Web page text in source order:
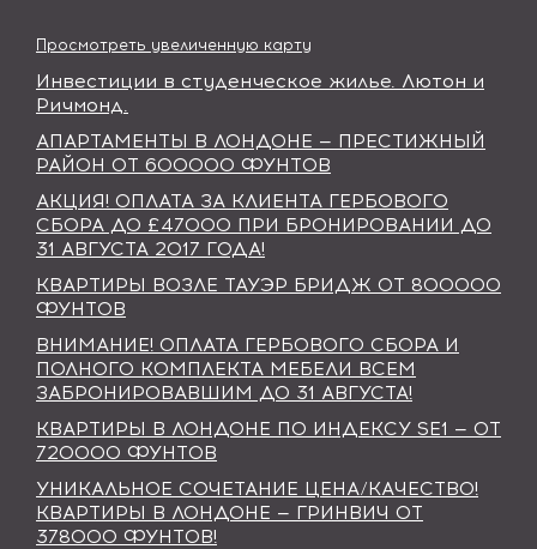
Просмотреть увеличенную карту
Инвестиции в студенческое жилье. Лютон и
Ричмонд.
АПАРТАМЕНТЫ В ЛОНДОНЕ — ПРЕСТИЖНЫЙ
РАЙОН ОТ 600000 ФУНТОВ
АКЦИЯ! ОПЛАТА ЗА КЛИЕНТА ГЕРБОВОГО
СБОРА ДО £47000 ПРИ БРОНИРОВАНИИ ДО
31 АВГУСТА 2017 ГОДА!
КВАРТИРЫ ВОЗЛЕ ТАУЭР БРИДЖ ОТ 800000
ФУНТОВ
ВНИМАНИЕ! ОПЛАТА ГЕРБОВОГО СБОРА И
ПОЛНОГО КОМПЛЕКТА МЕБЕЛИ ВСЕМ
ЗАБРОНИРОВАВШИМ ДО 31 АВГУСТА!
КВАРТИРЫ В ЛОНДОНЕ ПО ИНДЕКСУ SE1 — ОТ
720000 ФУНТОВ
УНИКАЛЬНОЕ СОЧЕТАНИЕ ЦЕНА/КАЧЕСТВО!
КВАРТИРЫ В ЛОНДОНЕ — ГРИНВИЧ ОТ
378000 ФУНТОВ!